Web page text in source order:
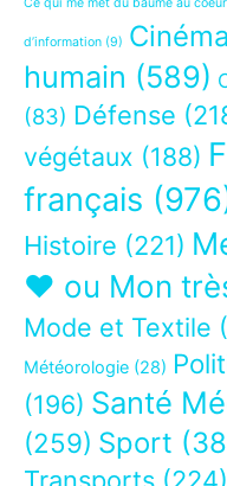
d’information (9) Cinéma
humain (589)
(83) Défense
végétaux (188)
français
Histoire (221)
❤ ou Mon
Mode et Textile
Météorologie (28)
(196) Santé
(259) Sport
Transports (224)